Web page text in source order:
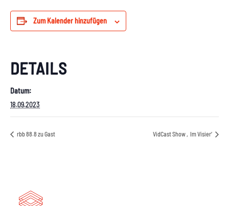
Zum Kalender hinzufügen
DETAILS
Datum:
18.09.2023
rbb 88.8 zu Gast VidCast Show ‚Im Visier‘